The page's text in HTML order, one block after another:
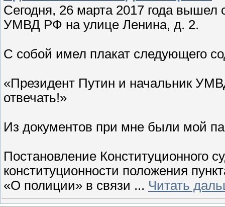
Сегодня, 26 марта 2017 года вышел
УМВД РФ на улице Ленина, д. 2.
С собой имел плакат следующего
«Президент Путин и начальник
отвечать!»
Из документов при мне были мой
Постановление Конституционного
конституционности положения
«О полиции» в связи ... Читать